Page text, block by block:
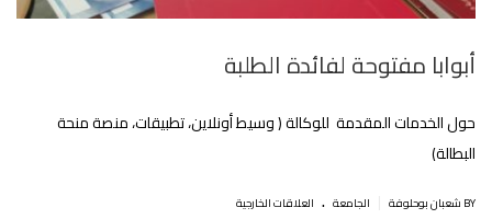
أبوابا مفتوحة لفائدة الطلبة
حول الخدمات المقدمة للوكالة ( وسيط أونلاين، تطبيقات، منصة منحة
البطالة)
BY شعبان بوحلوفة الجامعة . العلاقات الخارجية